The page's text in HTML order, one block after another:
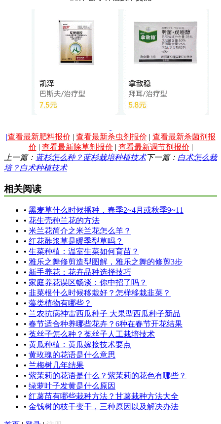
|查看最新肥料报价 | 查看最新杀虫剂报价 | 查看最新杀菌剂报
价 | 查看最新除草剂报价 | 查看最新调节剂报价 |
上一篇： 蓝杉怎么种？蓝杉栽培种植技术下一篇： 白术怎么栽
培？白术种植技术
相关阅读
• 黑麦草什么时候播种，春季2~4月或秋季9~11
• 花生壳种兰花的方法
• 米兰花简介之米兰花怎么羊？
• 红花酢浆草是暖季型草吗？
• 生菜种植：温室生菜如何育苗？
• 雅乐之舞修剪造型图解，雅乐之舞的修剪3步
• 新手养花：花卉品种选择技巧
• 家庭养花误区畅谈：你中招了吗？
• 韭菜根什么时候移栽好？怎样移栽韭菜？
• 藻类植物有哪些？
• 兰农抗病神雷西瓜种子 大果型西瓜种子新品
• 春节适合种养哪些花卉？6种在春节开花结果
• 菟丝子怎么种？菟丝子人工栽培技术
• 黄瓜种植：黄瓜嫁接技术要点
• 黄玫瑰的花语是什么意思
• 兰梅树几年结果
• 紫茉莉的花语是什么？紫茉莉的花色有哪些？
• 绿萝叶子发黄是什么原因
• 红薯苗有哪些栽种方法？甘薯栽种方法大全
• 金钱树的枝干变干，三种原因以及解决办法